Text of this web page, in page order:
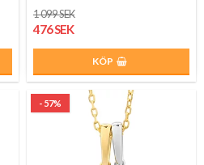
1 099 SEK
476 SEK
KÖP
- 57%